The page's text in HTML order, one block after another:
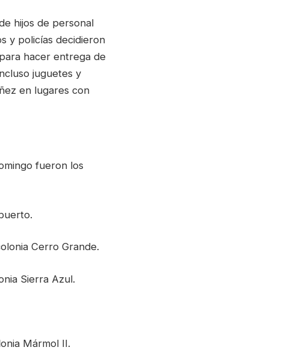
hijos de personal
y policías decidieron
hacer entrega de
juguetes y
en lugares con
fueron los
Cerro Grande.
Sierra Azul.
Mármol II.